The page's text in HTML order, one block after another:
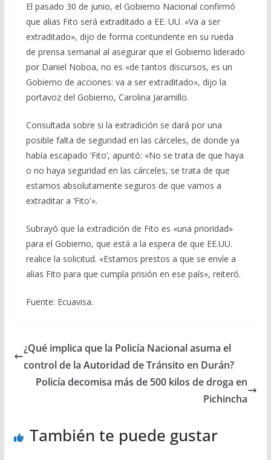
El pasado 30 de junio, el Gobierno Nacional confirmó
que alias Fito será extraditado a EE. UU. «Va a ser
extraditado», dijo de forma contundente en su rueda
de prensa semanal al asegurar que el Gobierno liderado
por Daniel Noboa, no es «de tantos discursos, es un
Gobierno de acciones: va a ser extraditado», dijo la
portavoz del Gobierno, Carolina Jaramillo.
Consultada sobre si la extradición se dará por una
posible falta de seguridad en las cárceles, de donde ya
había escapado ‘Fito’, apuntó: «No se trata de que haya
o no haya seguridad en las cárceles, se trata de que
estamos absolutamente seguros de que vamos a
extraditar a ‘Fito'».
Subrayó que la extradición de Fito es «una prioridad»
para el Gobierno, que está a la espera de que EE.UU.
realice la solicitud. «Estamos prestos a que se envíe a
alias Fito para que cumpla prisión en ese país», reiteró.
Fuente: Ecuavisa.
¿Qué implica que la Policía Nacional asuma el
control de la Autoridad de Tránsito en Durán?
Policía decomisa más de 500 kilos de droga en
Pichincha
También te puede gustar